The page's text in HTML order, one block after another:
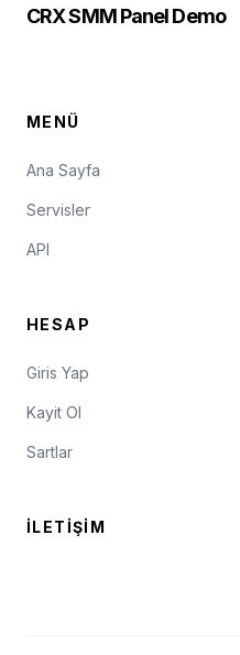
CRX SMM Panel Demo
MENÜ
Ana Sayfa
Servisler
API
HESAP
Giris Yap
Kayit Ol
Sartlar
İLETIŞIM